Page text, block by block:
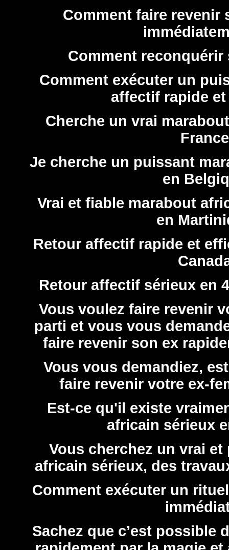
Comment faire revenir
Comment reconquérir
Comment exécuter un
affectif rapide
Cherche un vrai
France
Je cherche un puissant
en
Vrai et fiable marabout
en
Retour affectif rapide et
Retour affectif sérieux en
Vous voulez faire revenir
parti et vous vous
faire revenir son ex
Vous vous demandiez,
faire revenir votre ex-
Est-ce qu'il existe
africain sérieux
Vous cherchez un vrai
africain sérieux, des
Comment exécuter un
Sachez que c’est possible